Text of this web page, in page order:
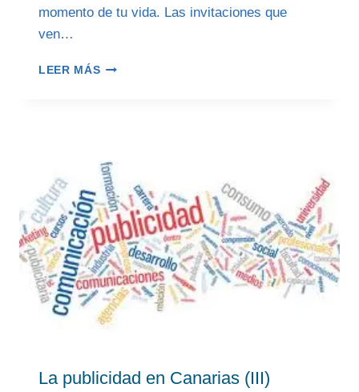
momento de tu vida. Las invitaciones que
ven…
LEER MÁSCOSAS
(I)
La publicidad en Canarias (III)